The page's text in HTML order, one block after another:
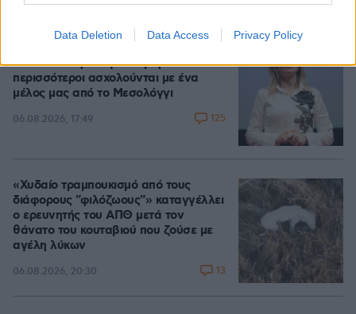
Data Deletion Data Access Privacy Policy
1.000 από τη ΝΔ για Σαμαρά και οι
περισσότεροι ασχολούνται με ένα
μέλος μας από το Μεσολόγγι
06.08.2026, 17:49 125
«Χυδαίο τραμπουκισμό από τους
διάφορους "φιλόζωους"» καταγγέλλει
ο ερευνητής του ΑΠΘ μετά τον
θάνατο του κουταβιού που ζούσε με
αγέλη λύκων
06.08.2026, 20:30 13